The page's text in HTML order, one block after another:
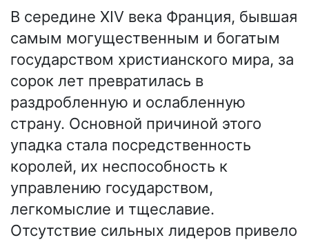
В середине XIV века Франция, бывшая
самым могущественным и богатым
государством христианского мира, за
сорок лет превратилась в
раздробленную и ослабленную
страну. Основной причиной этого
упадка стала посредственность
королей, их неспособность к
управлению государством,
легкомыслие и тщеславие.
Отсутствие сильных лидеров привело